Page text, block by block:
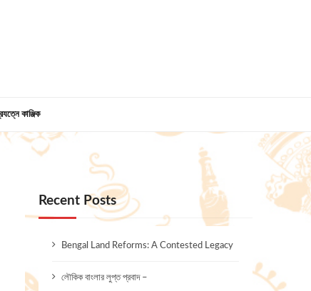
কাঞ্জিক
Recent Posts
Bengal Land Reforms: A Contested Legacy
লৌকিক বাংলার লুপ্ত প্রবাদ –